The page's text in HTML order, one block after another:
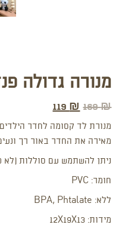
מנורה גדולה
169₪
119 ₪
מנורת לד קסומה לחדר
מאירה את החדר באור רך
ניתן להשתמש עם סוללות (לא
חומר: PVC
ללא: BPA, Phtalate
מידות: 12X19X13